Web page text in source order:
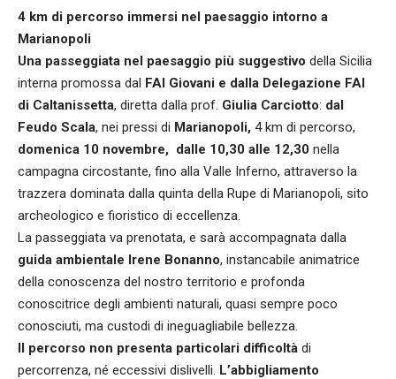
4 km di percorso immersi nel paesaggio intorno a
Marianopoli
Una passeggiata nel paesaggio più suggestivo della Sicilia
interna promossa dal FAI Giovani e dalla Delegazione FAI
di Caltanissetta, diretta dalla prof. Giulia Carciotto: dal
Feudo Scala, nei pressi di Marianopoli, 4 km di percorso,
domenica 10 novembre, dalle 10,30 alle 12,30 nella
campagna circostante, fino alla Valle Inferno, attraverso la
trazzera dominata dalla quinta della Rupe di Marianopoli, sito
archeologico e fioristico di eccellenza.
La passeggiata va prenotata, e sarà accompagnata dalla
guida ambientale Irene Bonanno, instancabile animatrice
della conoscenza del nostro territorio e profonda
conoscitrice degli ambienti naturali, quasi sempre poco
conosciuti, ma custodi di ineguagliabile bellezza.
Il percorso non presenta particolari difficoltà di
percorrenza, né eccessivi dislivelli. L’abbigliamento